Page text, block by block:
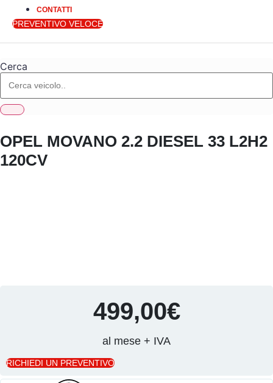
CONTATTI
PREVENTIVO VELOCE
Cerca
OPEL MOVANO 2.2 DIESEL 33 L2H2
120CV
499,00€
al mese + IVA
RICHIEDI UN PREVENTIVO